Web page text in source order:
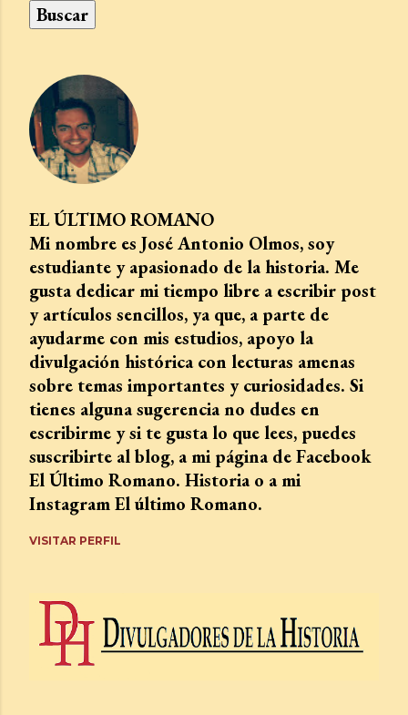
EL ÚLTIMO ROMANO
Mi nombre es José Antonio Olmos, soy
estudiante y apasionado de la historia. Me
gusta dedicar mi tiempo libre a escribir post
y artículos sencillos, ya que, a parte de
ayudarme con mis estudios, apoyo la
divulgación histórica con lecturas amenas
sobre temas importantes y curiosidades. Si
tienes alguna sugerencia no dudes en
escribirme y si te gusta lo que lees, puedes
suscribirte al blog, a mi página de Facebook
El Último Romano. Historia o a mi
Instagram El último Romano.
VISITAR PERFIL